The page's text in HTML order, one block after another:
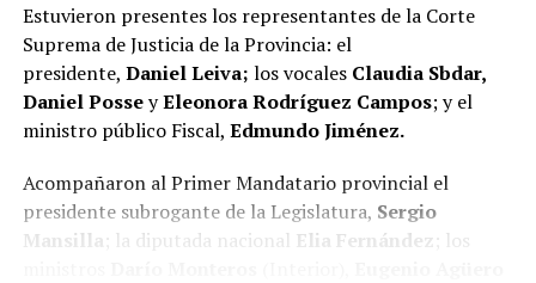
monseñor Carlos Sánchez iniciará este jueves unavisita
pastoral en la jurisdicción de la Iglesia Catedral
A lo largo de cuatro jornadas, el arzobispo recorrerá
diversas instituciones públicas y privadas del centro de
establecimientos educativos, sedes universitarias y
medios de comunicación locales.
Estuvieron presentes los representantes de la Corte
Suprema de Justicia de la Provincia: el
presidente, Daniel Leiva; los vocales Claudia Sbdar,
Daniel PosseyEleonora Rodríguez Campos; y el
ministro público Fiscal, Edmundo Jiménez.
Acompañaron al Primer Mandatario provincial el
presidente subrogante de la Legislatura, Sergio
Mansilla ; la diputada nacional Elia Fernández ; los